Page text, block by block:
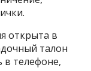
открыта в
талон
в телефоне,